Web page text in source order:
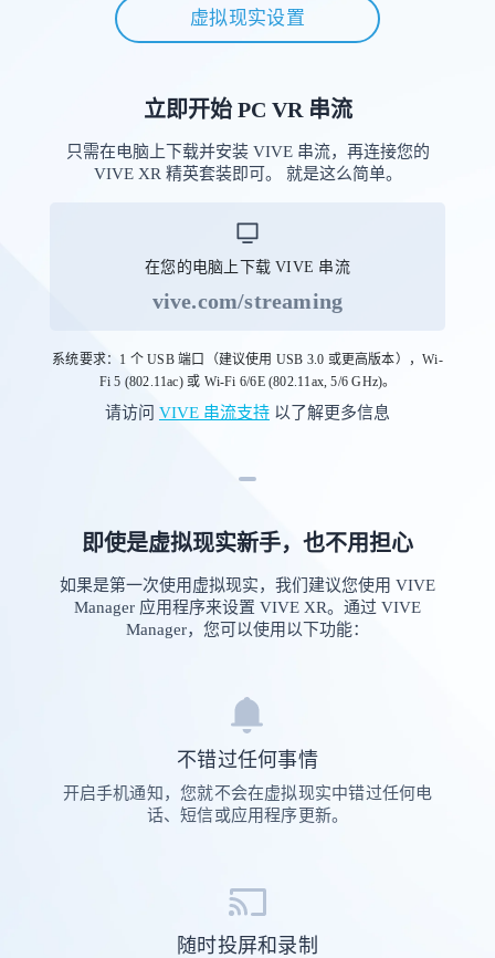
虚拟现实设置
立即开始 PC VR 串流
只需在电脑上下载并安装 VIVE 串流，再连接您的
VIVE XR 精英套装即可。 就是这么简单。
在您的电脑上下载 VIVE 串流
vive.com/streaming
系统要求：1 个 USB 端口（建议使用 USB 3.0 或更高版本），Wi-
Fi 5 (802.11ac) 或 Wi-Fi 6/6E (802.11ax, 5/6 GHz)。
请访问 VIVE 串流支持 以了解更多信息
即使是虚拟现实新手，也不用担心
如果是第一次使用虚拟现实，我们建议您使用 VIVE
Manager 应用程序来设置 VIVE XR。通过 VIVE
Manager，您可以使用以下功能：
不错过任何事情
开启手机通知，您就不会在虚拟现实中错过任何电
话、短信或应用程序更新。
随时投屏和录制